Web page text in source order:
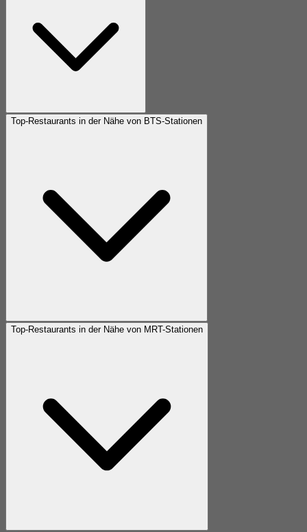
Top-Restaurants in der Nähe von BTS-Stationen
Top-Restaurants in der Nähe von MRT-Stationen